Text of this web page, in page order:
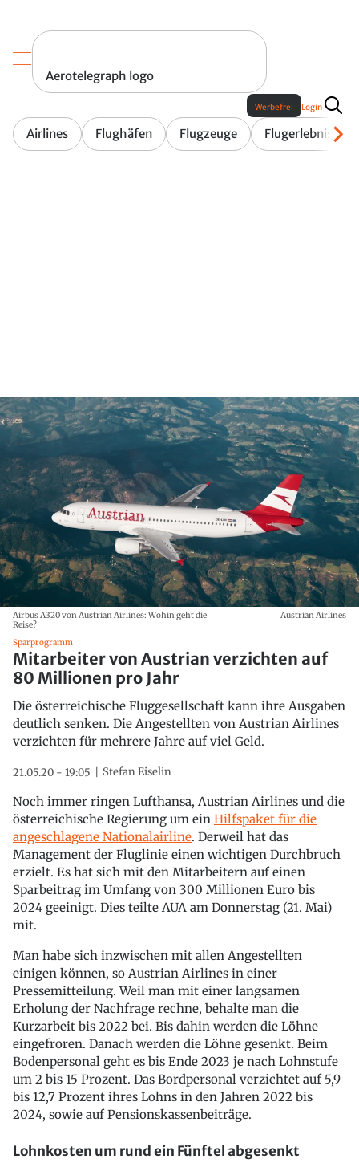
Aerotelegraph logo
Airlines Flughäfen Flugzeuge Flugerlebnis
Werbefrei Login
Airbus A320 von Austrian Airlines: Wohin geht die
Reise?
Austrian Airlines
Sparprogramm
Mitarbeiter von Austrian verzichten auf
80 Millionen pro Jahr
Die österreichische Fluggesellschaft kann ihre Ausgaben
deutlich senken. Die Angestellten von Austrian Airlines
verzichten für mehrere Jahre auf viel Geld.
21.05.20 - 19:05 Stefan Eiselin
Noch immer ringen Lufthansa, Austrian Airlines und die
österreichische Regierung um ein Hilfspaket für die
angeschlagene Nationalairline. Derweil hat das
Management der Fluglinie einen wichtigen Durchbruch
erzielt. Es hat sich mit den Mitarbeitern auf einen
Sparbeitrag im Umfang von 300 Millionen Euro bis
2024 geeinigt. Dies teilte AUA am Donnerstag (21. Mai)
mit.
Man habe sich inzwischen mit allen Angestellten
einigen können, so Austrian Airlines in einer
Pressemitteilung. Weil man mit einer langsamen
Erholung der Nachfrage rechne, behalte man die
Kurzarbeit bis 2022 bei. Bis dahin werden die Löhne
eingefroren. Danach werden die Löhne gesenkt. Beim
Bodenpersonal geht es bis Ende 2023 je nach Lohnstufe
um 2 bis 15 Prozent. Das Bordpersonal verzichtet auf 5,9
bis 12,7 Prozent ihres Lohns in den Jahren 2022 bis
2024, sowie auf Pensionskassenbeiträge.
Lohnkosten um rund ein Fünftel abgesenkt